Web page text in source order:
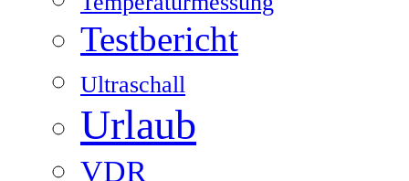
Testbericht
Ultraschall
Urlaub
VDR